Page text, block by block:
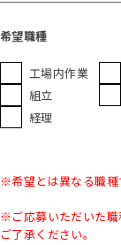
希望職種
工場内作業
組立
経理
※希望とは異なる職種
※ご応募いただいた職
ご了承ください。